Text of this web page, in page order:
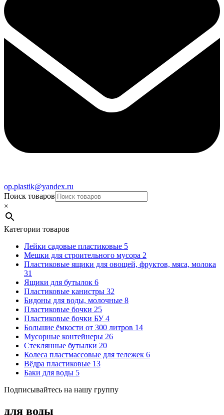
op.plastik@yandex.ru
Поиск товаров
×
Категории товаров
Лейки садовые пластиковые 5
Мешки для строительного мусора 2
Пластиковые ящики для овощей, фруктов, мяса, молока
31
Ящики для бутылок 6
Пластиковые канистры 32
Бидоны для воды, молочные 8
Пластиковые бочки 25
Пластиковые бочки БУ4
Большие ёмкости от 300 литров 14
Мусорные контейнеры 26
Стеклянные бутылки 20
Колеса пластмассовые для тележек 6
Вёдра пластиковые 13
Баки для воды 5
Подписывайтесь на нашу группу
для воды